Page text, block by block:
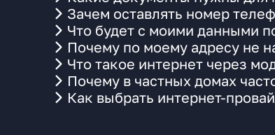
Зачем оставлять номер
Что будет с моими данными
Почему по моему адресу не
Что такое интернет через
Почему в частных домах
Как выбрать интернет-